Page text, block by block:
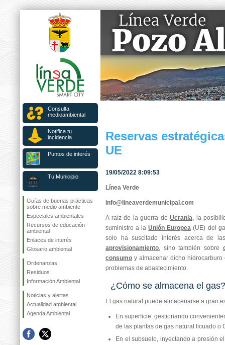
Consulta
medioambiental
Notifica tu
incidencia
Puntos de interés
Tu Municipio
Guías de buenas prácticas
sobre medio ambiente
Especiales ambientales
Recursos de educación
ambiental
Enlaces de interés
Glosario ambiental
Ordenanzas
Residuos
Información Ambiental
Noticias y alertas
Actualidad ambiental
Agenda Ambiental
Reservas
UE
19/05/2022 8:09:53
Línea Verde
info@lineaverdemunicipal.com
A raíz de la guerra de Ucrania, la
suministro a laUnión Europea (UE) del
solo ha suscitado interés acerca de
aprovisionamiento, sino también sobre
consumo y almacenar dicho
problemas de abastecimiento.
¿Cómo se almacena el gas?
El gas natural puede almacenarse a gran
En superficie, gestionando
de las plantas de gas natural licuado o
En el subsuelo, inyectando a presión